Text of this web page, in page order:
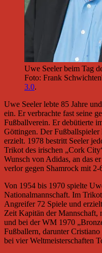
Uwe Seeler beim Tag
Foto: Frank
3.0.
Uwe Seeler lebte 85 Jahre
ein. Er verbrachte fast seine
Fußballverein. Er debütierte
Göttingen. Der Fußballspieler
erzielt. 1978 bestritt Seeler
Trikot des irischen „Cork
Wunsch von Adidas, an das
verlor gegen Shamrock mit
Von 1954 bis 1970 spielte
Nationalmannschaft. Im
Angreifer 72 Spiele und
Zeit Kapitän der Mannschaft,
und bei der WM 1970
Fußballern, darunter
bei vier Weltmeisterschaften